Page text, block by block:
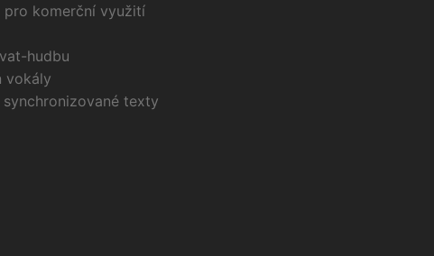
pro komerční využití
hudbu
vokály
synchronizované texty